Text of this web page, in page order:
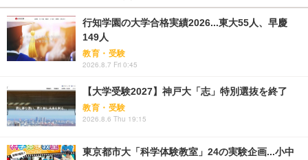
行知学園の大学合格実績2026...東大55人、早慶
149人
教育・受験
2026.8.7 Fri 0:45
【大学受験2027】神戸大「志」特別選抜を終了
教育・受験
2026.8.6 Thu 19:15
東京都市大「科学体験教室」24の実験企画...小中